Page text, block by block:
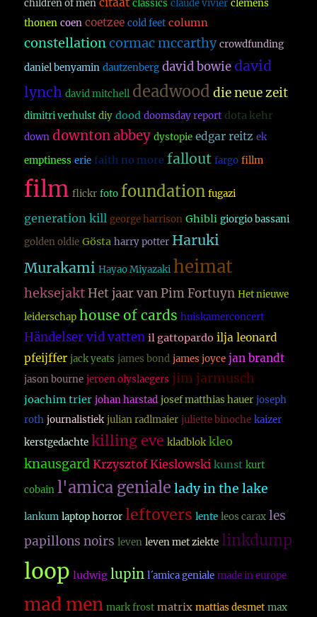
children of men classics claude vivier clemens
thonen coen coetzee cold feet column
constellationcormac mccarthy crowdfunding
daniel benyamin dautzenberg david bowie david
lynch david mitchell deadwood die neue zeit
dimitri verhulst diy dood doomsday report dota kehr
down downton abbey dystopie edgar reitz ek
emptiness erie faith no more fallout fargo fillm
film flickr foto foundation fugazi
generation kill george harrison Ghibli giorgio bassani
golden oldie Gösta harry potter Haruki
Murakami Hayao Miyazaki heimat
heksejakt Het jaar van Pim Fortuyn Het nieuwe
leiderschap house of cards huiskamerconcert
Händelser vid vatten il gattopardo ilja leonard
pfeijffer jack yeats james bond james joyce jan brandt
jason bourne jeroen olyslaegers jim jarmusch
joachim trier johan harstad josef matthias hauer joseph
roth journalistiek julian radlmaier juliette binoche kaizer
kerstgedachte killing eve kladblok kleo
knausgard Krzysztof Kieslowski kunst kurt
cobain l'amica geniale lady in the lake
lankum laptop horror leftovers lente leos carax les
papillons noirs leven leven met ziekte linkdump
loop ludwig lupin l´amica geniale made in europe
mad men mark frost matrix mattias desmet max